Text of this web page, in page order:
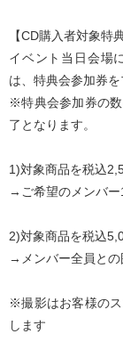
【CD購入者対象特
イベント当日会場
は、特典会参加券を
※特典会参加券の
了となります。
1)対象商品を税込
→ご希望のメンバー
2)対象商品を税込
→メンバー全員との
※撮影はお客様の
します